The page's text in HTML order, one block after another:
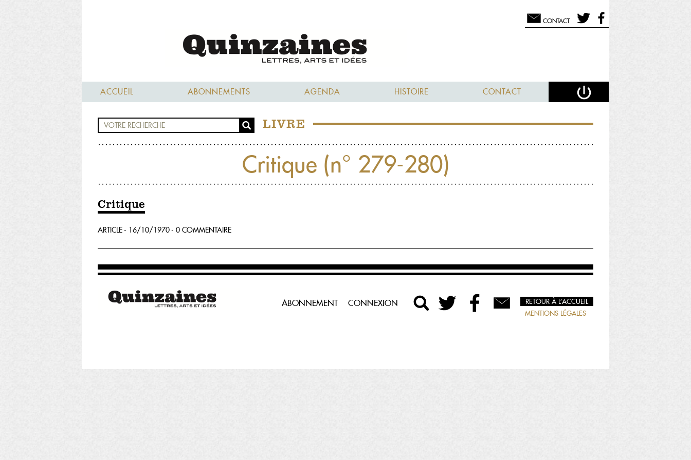
CONTACT
ACCUEIL ABONNEMENTS AGENDA HISTOIRE CONTACT
LIVRE
Critique (n° 279-280)
Critique
ARTICLE - 16/10/1970 - 0 COMMENTAIRE
ABONNEMENT CONNEXION
RETOUR À L’ACCUEIL
MENTIONS LÉGALES